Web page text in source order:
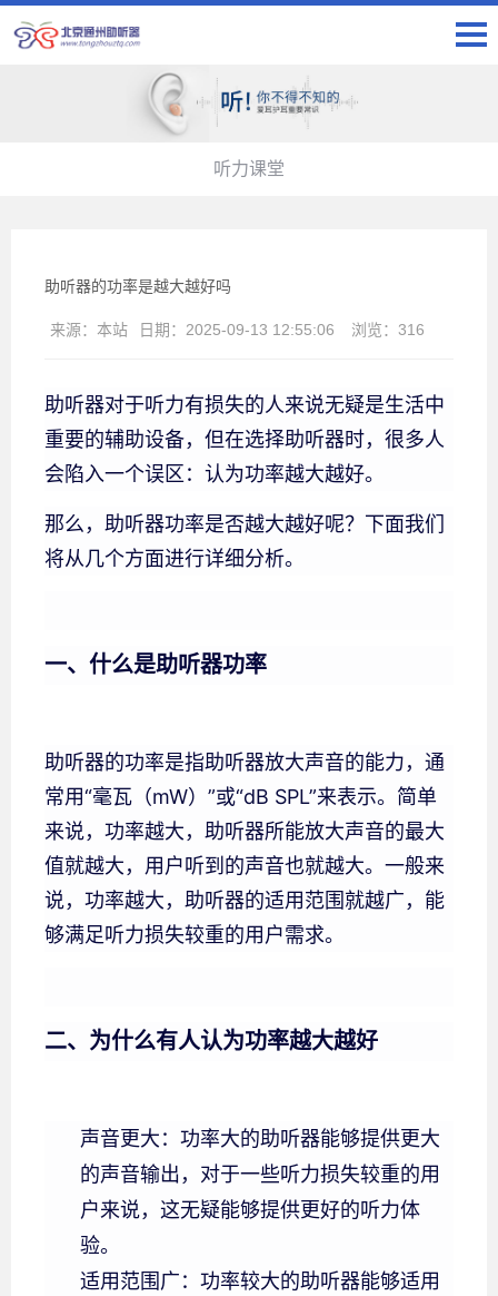
听力课堂
助听器的功率是越大越好吗
来源： 本站 日期： 2025-09-13 12:55:06 浏览： 316
助听器对于听力有损失的人来说无疑是生活中
重要的辅助设备，但在选择助听器时，很多人
会陷入一个误区：认为功率越大越好。
那么，助听器功率是否越大越好呢？下面我们
将从几个方面进行详细分析。
一、什么是助听器功率
助听器的功率是指助听器放大声音的能力，通
常用“毫瓦（mW）”或“dB SPL”来表示。简单
来说，功率越大，助听器所能放大声音的最大
值就越大，用户听到的声音也就越大。一般来
说，功率越大，助听器的适用范围就越广，能
够满足听力损失较重的用户需求。
二、为什么有人认为功率越大越好
声音更大：功率大的助听器能够提供更大
的声音输出，对于一些听力损失较重的用
户来说，这无疑能够提供更好的听力体
验。
适用范围广：功率较大的助听器能够适用